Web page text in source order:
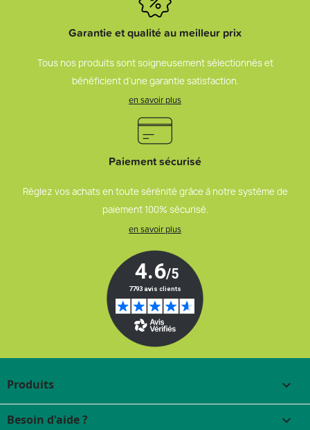
Garantie et qualité au meilleur prix
Tous nos produits sont soigneusement sélectionnés et
bénéficient d’une garantie satisfaction.
en savoir plus
Paiement sécurisé
Réglez vos achats en toute sérénité grâce à notre système de
paiement 100% sécurisé.
en savoir plus
Produits 
Besoin d'aide ? 